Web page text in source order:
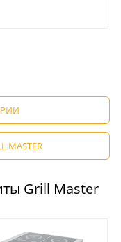
MASTER
Grill Master